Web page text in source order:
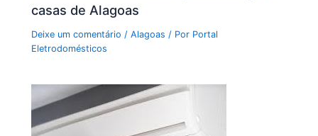
casas de Alagoas
Deixe um comentário /Alagoas / Por Portal
Eletrodomésticos